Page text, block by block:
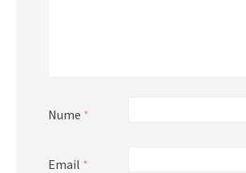
Nume *
Email *